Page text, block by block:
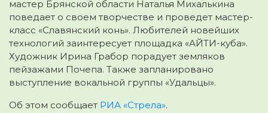
мастер Брянской области Наталья Михалькина
поведает о своем творчестве и проведет мастер-
класс «Славянский конь». Любителей новейших
технологий заинтересует площадка «АЙТИ-куба».
Художник Ирина Грабор порадует земляков
пейзажами Почепа. Также запланировано
выступление вокальной группы «Удальцы».
Об этом сообщает РИА «Стрела».